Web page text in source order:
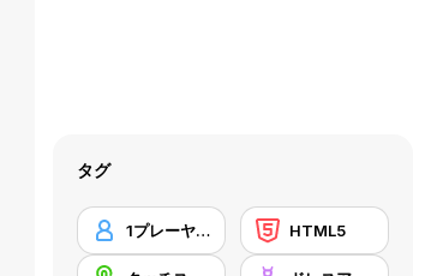
タグ
1プレーヤー HTML5